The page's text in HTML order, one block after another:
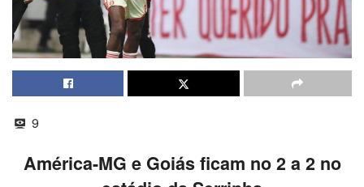
9
América-MG e Goiás ficam no 2 a 2 no